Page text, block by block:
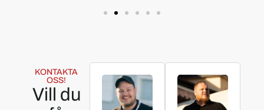
KONTAKTA
OSS!
Vill du